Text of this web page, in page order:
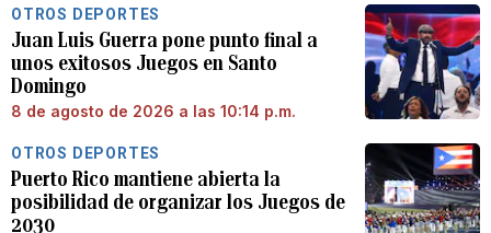
OTROS DEPORTES
Juan Luis Guerra pone punto final a
unos exitosos Juegos en Santo
Domingo
8 de agosto de 2026 a las 10:14 p.m.
OTROS DEPORTES
Puerto Rico mantiene abierta la
posibilidad de organizar los Juegos de
2030